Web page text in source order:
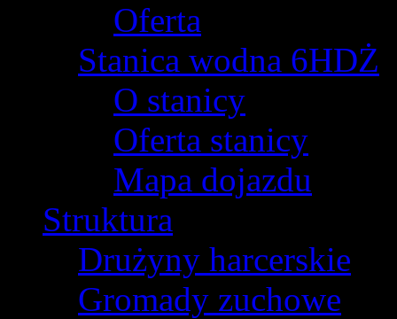
Oferta
Stanica wodna 6HDŻ
O stanicy
Oferta stanicy
Mapa dojazdu
Struktura
Drużyny harcerskie
Gromady zuchowe